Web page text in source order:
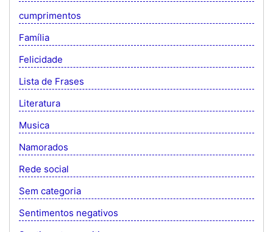
cumprimentos
Família
Felicidade
Lista de Frases
Literatura
Musica
Namorados
Rede social
Sem categoria
Sentimentos negativos